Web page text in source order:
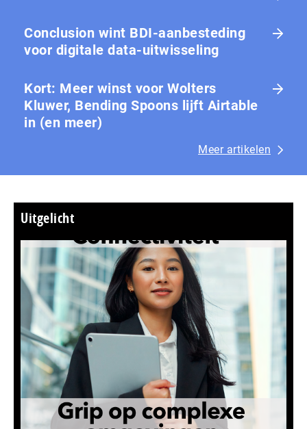
Conclusion wint BDI-aanbesteding
voor digitale data-uitwisseling
Kort: Meer winst voor Wolters
Kluwer, Bending Spoons lijft Airtable
in (en meer)
Meer artikelen
Uitgelicht